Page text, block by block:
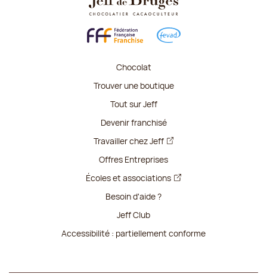
Chocolat
Trouver une boutique
Tout sur Jeff
Devenir franchisé
Travailler chez Jeff
Offres Entreprises
Écoles et associations
Besoin d'aide ?
Jeff Club
Accessibilité : partiellement conforme